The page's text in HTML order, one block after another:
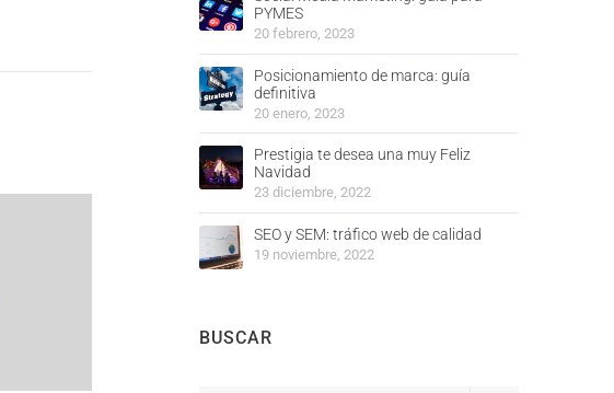
PYMES
20 febrero, 2023
Posicionamiento de marca: guía
definitiva
20 enero, 2023
Prestigia te desea una muy Feliz
Navidad
23 diciembre, 2022
SEO y SEM: tráfico web de calidad
19 noviembre, 2022
BUSCAR